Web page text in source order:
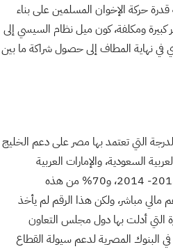
حركة الإخوان المسلمين على بناء
كبيرة ومكلفة، كون ميل نظام السيسي إلى
في نهاية المطاف إلى حصول شراكة ما بين
التي تعتمد بها مصر على دعم الخليج
السعودية، والإمارات العربية
المتحدة، ودولة الكويت، 10.6 مليار دولار كمساعدات لمصر خلال السنة المالية 2013- 2014، و70% من هذه
أتت على شكل دعم مالي مباشر، ولكن هذا الرقم لم يأخذ
التي أدلت بها دول مجلس التعاون
البنوك المصرية لدعم سيولة القطاع